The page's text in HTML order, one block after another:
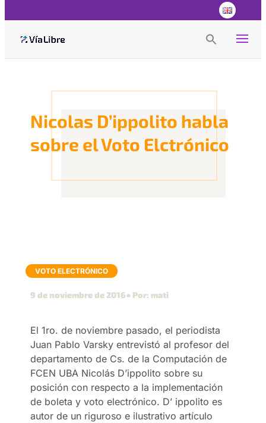
Search Button
Nicolas D’ippolito habla
sobre el Voto Elctrónico
VOTO ELECTRÓNICO
9 de noviembre de 2016● Por: mati
El 1ro. de noviembre pasado, el periodista
Juan Pablo Varsky entrevistó al profesor del
departamento de Cs. de la Computación de
FCEN UBA Nicolás D’ippolito sobre su
posición con respecto a la implementación
de boleta y voto electrónico. D’ ippolito es
autor de un riguroso e ilustrativo artículo